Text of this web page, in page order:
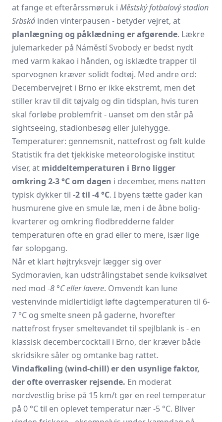
at fange et efterårssmø­ruk i Městský fotbalový stadion
Srbská inden vinterpausen - betyder vejret, at
planlægning og påklædning er afgørende. Lækre
julemarkeder på Náměstí Svobody er bedst nydt
med varm kakao i hånden, og isklædte trapper til
sporvognen kræver solidt fodtøj. Med andre ord:
Decembervejret i Brno er ikke ekstremt, men det
stiller krav til dit tøjvalg og din tidsplan, hvis turen
skal forløbe problemfrit - uanset om den står på
sightseeing, stadionbesøg eller julehygge.
Temperaturer: gennemsnit, nattefrost og følt kulde
Statistik fra det tjekkiske meteorologiske institut
viser, at middel­temperaturen i Brno ligger
omkring 2-3 °C om dagen i december, mens natten
typisk dykker til -2 til ‑4 °C. I byens tætte gader kan
husmurene give en smule læ, men i de åbne bolig­
kvarterer og omkring flodbredderne falder
temperaturen ofte en grad eller to mere, især lige
før solopgang.
Når et klart højtryksvejr lægger sig over
Sydmoravien, kan udstrålingstabet sende kvik­sølvet
ned mod -8 °C eller lavere. Omvendt kan lune
vestenvinde midlertidigt løfte dag­temperaturen til 6-
7 °C og smelte sneen på gaderne, hvorefter
nattefrost fryser smeltevandet til spejlblank is - en
klassisk december­cocktail i Brno, der kræver både
skridsikre såler og omtanke bag rattet.
Vindafkøling (wind-chill) er den usynlige faktor,
der ofte overrasker rejsende. En moderat
nordvestlig brise på 15 km/t gør en reel temperatur
på 0 °C til en oplevet temperatur nær ‑5 °C. Bliver